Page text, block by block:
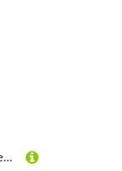
L.gonline Freizeitanzug Damen Jogginganzug, Freizeitanzug 984 (Kapuzenjacke mit Reißverschluss, Hose, 2-tlg), Fitness Freizeit Casual